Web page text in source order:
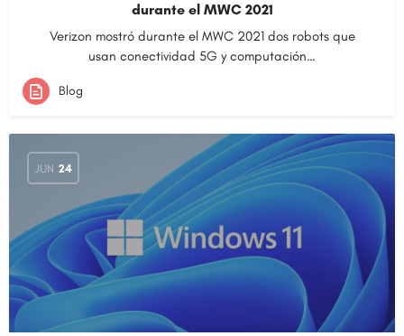
durante el MWC 2021
Verizon mostró durante el MWC 2021 dos robots que
usan conectividad 5G y computación…
Blog
JUN 24